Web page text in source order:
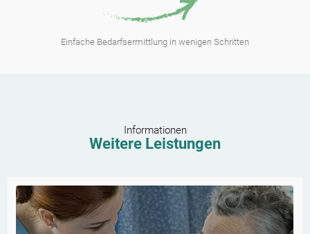
Einfache Bedarfsermittlung in wenigen Schritten
Informationen
Weitere Leistungen